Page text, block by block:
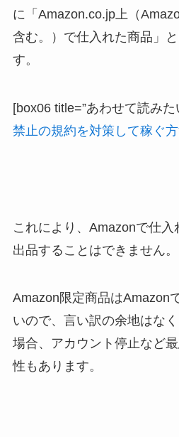
に「Amazon.co.jp上（
含む。）で仕入れた商品」
す。
[box06 title=”あわせて読みた
禁止の規約を対策して稼ぐ
これにより、Amazonで仕
出品することはできません。
Amazon限定商品はAmazon
いので、言い訳の余地はな
場合、アカウント停止など
性もあります。